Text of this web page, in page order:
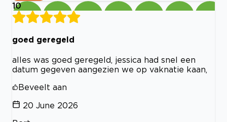
10
goed geregeld
alles was goed geregeld, jessica had snel een
datum gegeven aangezien we op vaknatie kaan,
Beveelt aan
20 June 2026